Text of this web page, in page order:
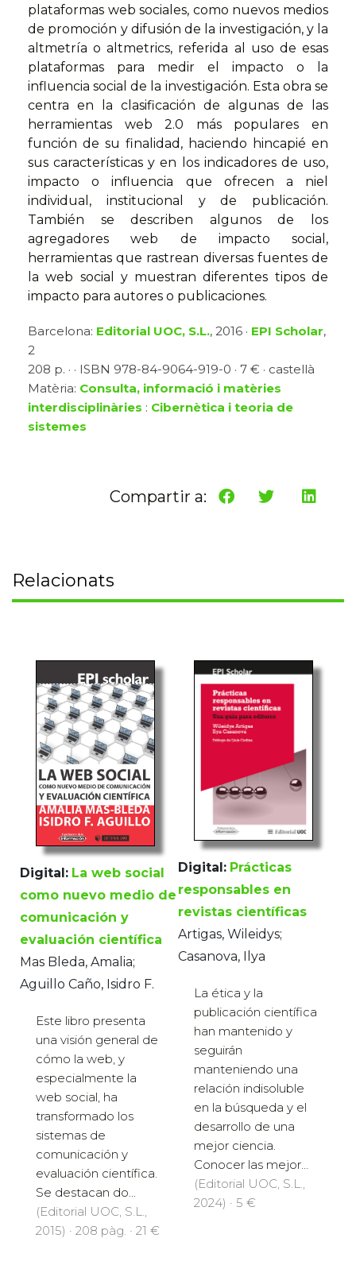
plataformas web sociales, como nuevos medios
de promoción y difusión de la investigación, y la
altmetría o altmetrics, referida al uso de esas
plataformas para medir el impacto o la
influencia social de la investigación. Esta obra se
centra en la clasificación de algunas de las
herramientas web 2.0 más populares en
función de su finalidad, haciendo hincapié en
sus características y en los indicadores de uso,
impacto o influencia que ofrecen a niel
individual, institucional y de publicación.
También se describen algunos de los
agregadores web de impacto social,
herramientas que rastrean diversas fuentes de
la web social y muestran diferentes tipos de
impacto para autores o publicaciones.
Barcelona: Editorial UOC, S.L., 2016 · EPI Scholar,
2
208 p. · · ISBN 978-84-9064-919-0 · 7 € · castellà
Matèria: Consulta, informació i matèries
interdisciplinàries : Cibernètica i teoria de
sistemes
Compartir a:
Relacionats
Digital: La web social
como nuevo medio de
comunicación y
evaluación científica
Mas Bleda, Amalia;
Aguillo Caño, Isidro F.
Este libro presenta
una visión general de
cómo la web, y
especialmente la
web social, ha
transformado los
sistemas de
comunicación y
evaluación científica.
Se destacan do...
(Editorial UOC, S.L.,
2015) · 208 pàg. · 21 €
Digital: Prácticas
responsables en
revistas científicas
Artigas, Wileidys;
Casanova, Ilya
La ética y la
publicación científica
han mantenido y
seguirán
manteniendo una
relación indisoluble
en la búsqueda y el
desarrollo de una
mejor ciencia.
Conocer las mejor...
(Editorial UOC, S.L.,
2024) · 5 €